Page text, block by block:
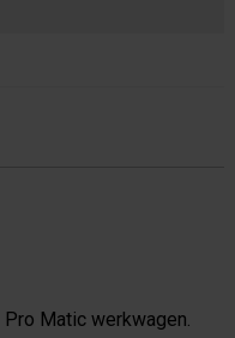
Matic werkwagen.